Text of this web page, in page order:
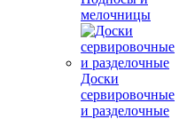
мелочницы
Доски
сервировочные
и разделочные